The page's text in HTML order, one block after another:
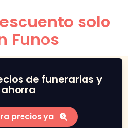
solo
Funos
de funerarias y
ahorra
precios ya